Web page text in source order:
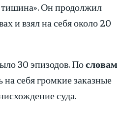
тишина». Он продолжил
и взял на себя около 20
30 эпизодов. Пословам
на себя громкие заказные
суда.